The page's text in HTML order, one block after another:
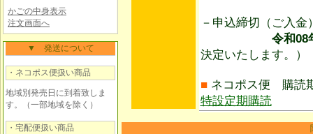
かごの中身表示
注文画面へ
▼ 発送について
・ネコポス便扱い商品
地域別発売日に到着致しま
す。（一部地域を除く）
・宅配便扱い商品
－申込締切（ご入
令和08年08
決定いたします。）
■ ネコポス便 購読
特設定期購読